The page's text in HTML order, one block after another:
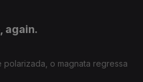
again.
polarizada, o magnata regressa